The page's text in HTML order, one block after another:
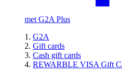
met G2A Plus
G2A
Gift cards
Cash gift cards
REWARBLE VISA Gift